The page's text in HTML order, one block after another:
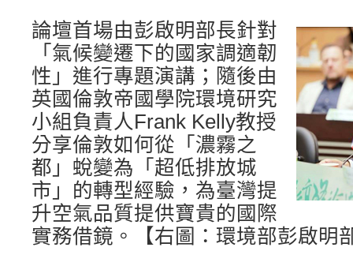
論壇首場由彭啟明部長針對
「氣候變遷下的國家調適韌
性」進行專題演講；隨後由
英國倫敦帝國學院環境研究
小組負責人Frank Kelly教授
分享倫敦如何從「濃霧之
都」蛻變為「超低排放城
市」的轉型經驗，為臺灣提
升空氣品質提供寶貴的國際
實務借鏡。【右圖：環境部彭啟明